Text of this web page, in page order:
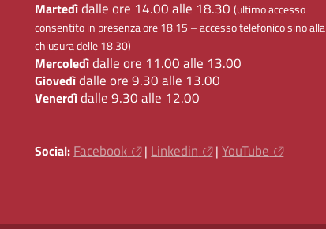
Martedìdalle ore 14.00 alle 18.30(ultimo accesso
consentito in presenza ore 18.15 – accesso telefonico sino alla
chiusura delle 18.30)
Mercoledìdalle ore 11.00 alle 13.00
Giovedìdalle ore 9.30 alle 13.00
Venerdìdalle 9.30 alle 12.00
Social: Facebook | Linkedin |YouTube